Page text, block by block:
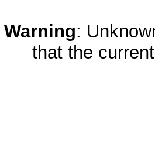
Warning:
that the